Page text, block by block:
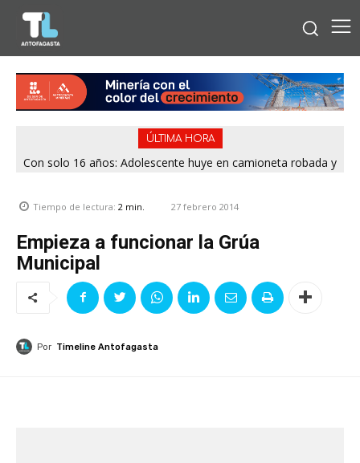
ÚLTIMA HORA
Con solo 16 años: Adolescente huye en camioneta robada y
Tiempo de lectura: 2 min. 27 febrero 2014
Empieza a funcionar la Grúa
Municipal
Por Timeline Antofagasta